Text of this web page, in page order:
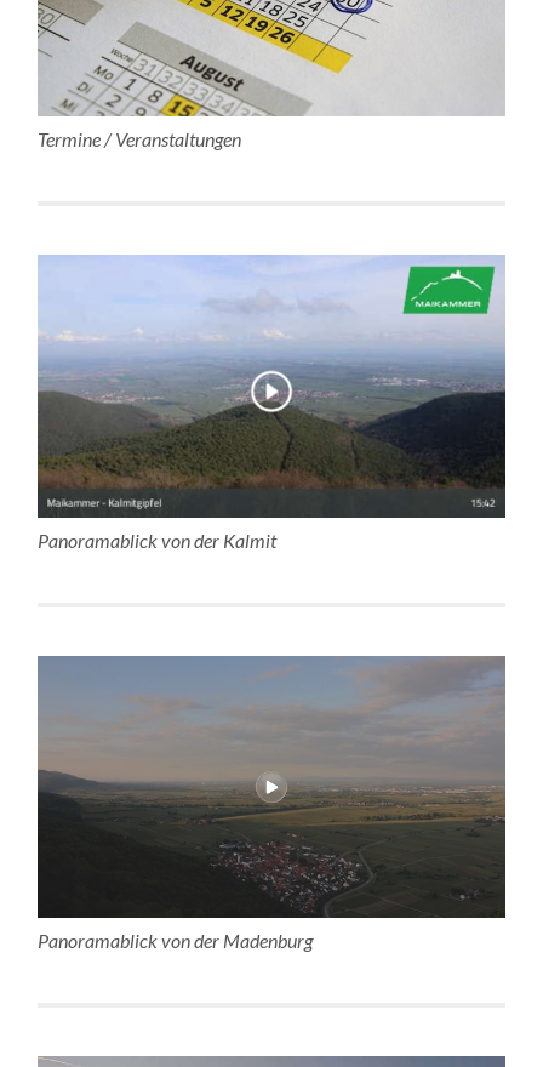
Termine / Veranstaltungen
Panoramablick von der Kalmit
Panoramablick von der Madenburg